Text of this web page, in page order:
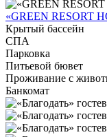
«GREEN RESORT
Крытый бассейн
СПА
Парковка
Питьевой бювет
Проживание с
Банкомат